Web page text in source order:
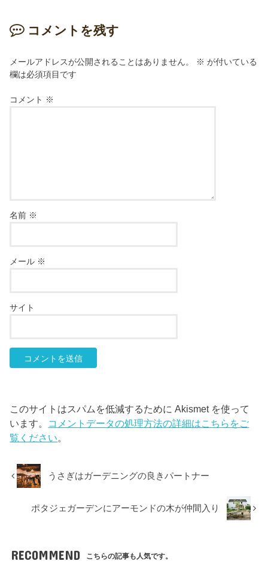
コメントを残す
メールアドレスが公開されることはありません。 ※ が付いている
欄は必須項目です
コメント ※
名前 ※
メール ※
サイト
このサイトはスパムを低減するために Akismet を使って
います。 コメントデータの処理方法の詳細はこちらをご
覧ください
うさぎはガーデニングの良きパートナー
ポタジェガーデンにアーモンドの木が仲間入り
RECOMMEND こちらの記事も人気です。